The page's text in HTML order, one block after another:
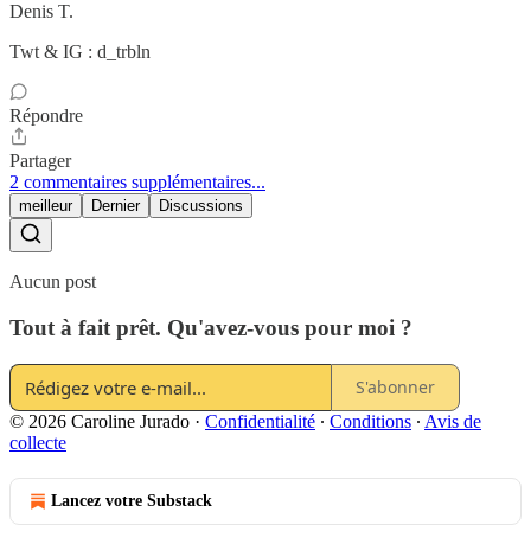
Denis T.
Twt & IG : d_trbln
Répondre
Partager
2 commentaires supplémentaires...
meilleur Dernier Discussions
Aucun post
Tout à fait prêt. Qu'avez-vous pour moi ?
S'abonner
© 2026 Caroline Jurado · Confidentialité ∙ Conditions ∙ Avis de
collecte
Lancez votre Substack